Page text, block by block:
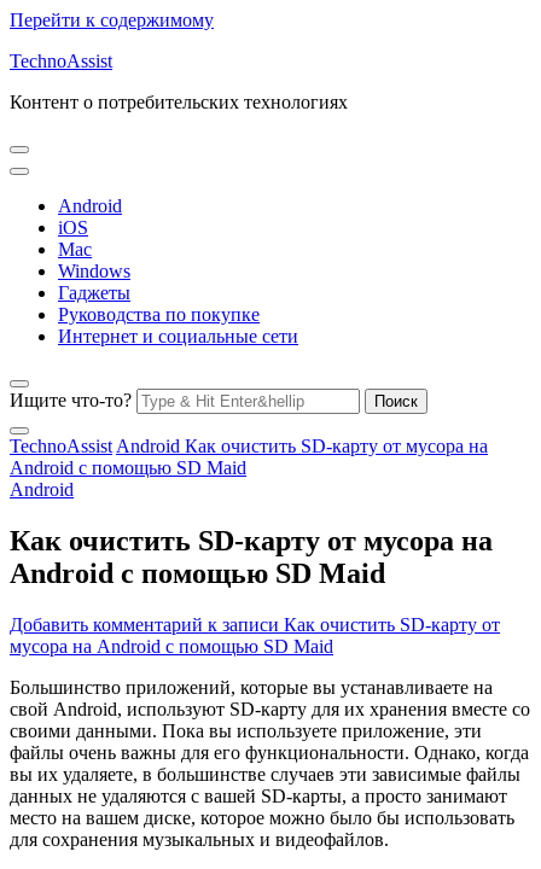
Перейти к содержимому
TechnoAssist
Контент о потребительских технологиях
Android
iOS
Mac
Windows
Гаджеты
Руководства по покупке
Интернет и социальные сети
Ищите что-то?
TechnoAssist Android Как очистить SD-карту от мусора на
Android с помощью SD Maid
Android
Как очистить SD-карту от мусора на
Android с помощью SD Maid
Добавить комментарий к записи Как очистить SD-карту от
мусора на Android с помощью SD Maid
Большинство приложений, которые вы устанавливаете на
свой Android, используют SD-карту для их хранения вместе со
своими данными. Пока вы используете приложение, эти
файлы очень важны для его функциональности. Однако, когда
вы их удаляете, в большинстве случаев эти зависимые файлы
данных не удаляются с вашей SD-карты, а просто занимают
место на вашем диске, которое можно было бы использовать
для сохранения музыкальных и видеофайлов.